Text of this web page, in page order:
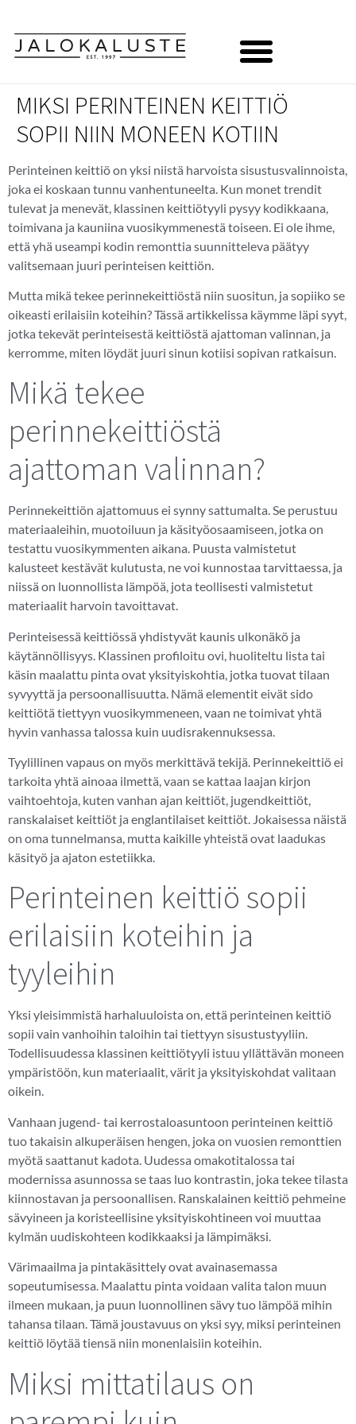
MIKSI PERINTEINEN KEITTIÖ
SOPII NIIN MONEEN KOTIIN
Perinteinen keittiö on yksi niistä harvoista sisustusvalinnoista,
joka ei koskaan tunnu vanhentuneelta. Kun monet trendit
tulevat ja menevät, klassinen keittiötyyli pysyy kodikkaana,
toimivana ja kauniina vuosikymmenestä toiseen. Ei ole ihme,
että yhä useampi kodin remonttia suunnitteleva päätyy
valitsemaan juuri perinteisen keittiön.
Mutta mikä tekee perinnekeittiöstä niin suositun, ja sopiiko se
oikeasti erilaisiin koteihin? Tässä artikkelissa käymme läpi syyt,
jotka tekevät perinteisestä keittiöstä ajattoman valinnan, ja
kerromme, miten löydät juuri sinun kotiisi sopivan ratkaisun.
Mikä tekee
perinnekeittiöstä
ajattoman valinnan?
Perinnekeittiön ajattomuus ei synny sattumalta. Se perustuu
materiaaleihin, muotoiluun ja käsityöosaamiseen, jotka on
testattu vuosikymmenten aikana. Puusta valmistetut
kalusteet kestävät kulutusta, ne voi kunnostaa tarvittaessa, ja
niissä on luonnollista lämpöä, jota teollisesti valmistetut
materiaalit harvoin tavoittavat.
Perinteisessä keittiössä yhdistyvät kaunis ulkonäkö ja
käytännöllisyys. Klassinen profiloitu ovi, huoliteltu lista tai
käsin maalattu pinta ovat yksityiskohtia, jotka tuovat tilaan
syvyyttä ja persoonallisuutta. Nämä elementit eivät sido
keittiötä tiettyyn vuosikymmeneen, vaan ne toimivat yhtä
hyvin vanhassa talossa kuin uudisrakennuksessa.
Tyylillinen vapaus on myös merkittävä tekijä. Perinnekeittiö ei
tarkoita yhtä ainoaa ilmettä, vaan se kattaa laajan kirjon
vaihtoehtoja, kuten vanhan ajan keittiöt, jugendkeittiöt,
ranskalaiset keittiöt ja englantilaiset keittiöt. Jokaisessa näistä
on oma tunnelmansa, mutta kaikille yhteistä ovat laadukas
käsityö ja ajaton estetiikka.
Perinteinen keittiö sopii
erilaisiin koteihin ja
tyyleihin
Yksi yleisimmistä harhaluuloista on, että perinteinen keittiö
sopii vain vanhoihin taloihin tai tiettyyn sisustustyyliin.
Todellisuudessa klassinen keittiötyyli istuu yllättävän moneen
ympäristöön, kun materiaalit, värit ja yksityiskohdat valitaan
oikein.
Vanhaan jugend- tai kerrostaloasuntoon perinteinen keittiö
tuo takaisin alkuperäisen hengen, joka on vuosien remonttien
myötä saattanut kadota. Uudessa omakotitalossa tai
modernissa asunnossa se taas luo kontrastin, joka tekee tilasta
kiinnostavan ja persoonallisen. Ranskalainen keittiö pehmeine
sävyineen ja koristeellisine yksityiskohtineen voi muuttaa
kylmän uudiskohteen kodikkaaksi ja lämpimäksi.
Värimaailma ja pintakäsittely ovat avainasemassa
sopeutumisessa. Maalattu pinta voidaan valita talon muun
ilmeen mukaan, ja puun luonnollinen sävy tuo lämpöä mihin
tahansa tilaan. Tämä joustavuus on yksi syy, miksi perinteinen
keittiö löytää tiensä niin monenlaisiin koteihin.
Miksi mittatilaus on